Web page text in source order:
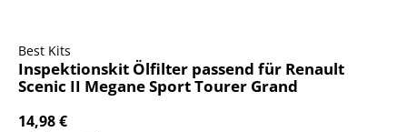
Best Kits
Inspektionskit Ölfilter passend für Renault
Scenic II Megane Sport Tourer Grand
14,98 €